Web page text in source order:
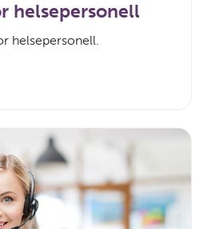
helsepersonell
helsepersonell.